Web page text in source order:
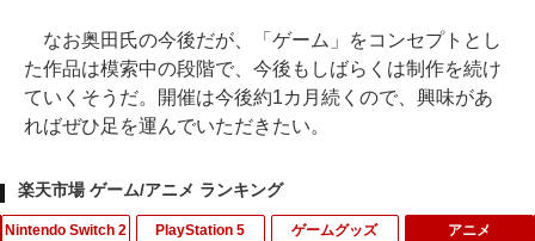
なお奥田氏の今後だが、「ゲーム」をコンセプトとし
た作品は模索中の段階で、今後もしばらくは制作を続け
ていくそうだ。開催は今後約1カ月続くので、興味があ
ればぜひ足を運んでいただきたい。
楽天市場 ゲーム/アニメ ランキング
Nintendo Switch 2 PlayStation 5 ゲームグッズ アニメ